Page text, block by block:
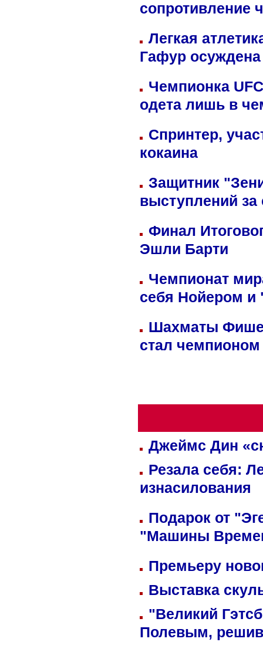
сопротивление
Легкая
Гафур осуждена
Чемпионка
одета лишь в
Спринтер,
кокаина
Защитник
выступлений
Финал
Эшли Барти
Чемпионат
себя Нойером и
Шахматы
стал
Джеймс Дин
Резала себя:
изнасилования
Подарок от
"Машины
Премьеру
Выставка
"Великий
Полевым,